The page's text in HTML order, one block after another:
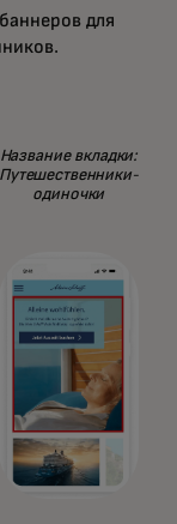
для
Название вкладки:
Путешественники-
одиночки